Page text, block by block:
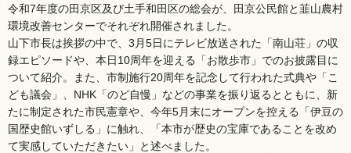
令和7年度の田京区及び土手和田区の総会が、田京公民館と韮山農村
環境改善センターでそれぞれ開催されました。
山下市長は挨拶の中で、3月5日にテレビ放送された「南山荘」の収
録エピソードや、本日10周年を迎える「お散歩市」でのお披露目に
ついて紹介。また、市制施行20周年を記念して行われた式典や「こ
ども議会」、NHK「のど自慢」などの事業を振り返るとともに、新
たに制定された市民憲章や、今年5月末にオープンを控える「伊豆の
国歴史館いずしる」に触れ、「本市が歴史の宝庫であることを改め
て実感していただきたい」と述べました。